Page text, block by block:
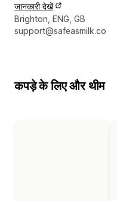
जानकारी देखें
डिज़ाइनर के संपर्क की जानकारी
Brighton, ENG, GB
support@safeasmilk.co
कपड़े के लिए और थीम